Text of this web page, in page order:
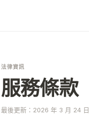
法律資訊
服務條款
最後更新：2026 年 3 月 24 日